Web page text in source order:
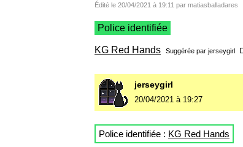
Édité le 20/04/2021 à 19:11 par matiasballadares
Police identifiée
KG Red Hands Suggérée par jerseygirl
jerseygirl
20/04/2021 à 19:27
Police identifiée : KG Red Hands